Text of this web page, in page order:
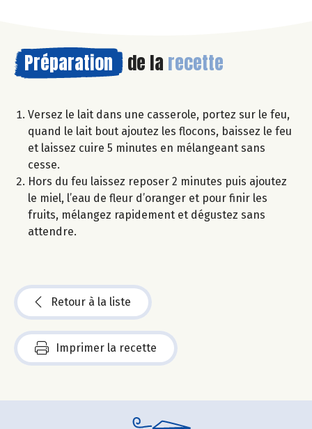
Préparation de la recette
Versez le lait dans une casserole, portez sur le feu,
quand le lait bout ajoutez les flocons, baissez le feu
et laissez cuire 5 minutes en mélangeant sans
cesse.
Hors du feu laissez reposer 2 minutes puis ajoutez
le miel, l’eau de fleur d’oranger et pour finir les
fruits, mélangez rapidement et dégustez sans
attendre.
Retour à la liste
Imprimer la recette